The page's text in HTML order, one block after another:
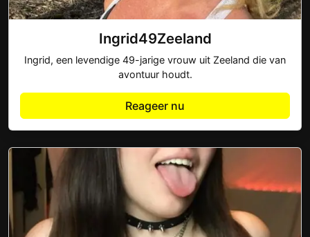
Ingrid49Zeeland
Ingrid, een levendige 49-jarige vrouw uit Zeeland die van
avontuur houdt.
Reageer nu